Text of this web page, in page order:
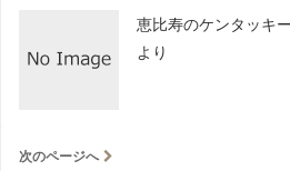
恵比寿のケンタッキ
より
次のページへ